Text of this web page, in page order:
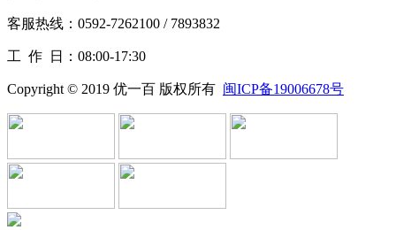
客服热线：0592-7262100 / 7893832
工作 日：08:00-17:30
Copyright © 2019 优一百 版权所有 闽ICP备19006678号